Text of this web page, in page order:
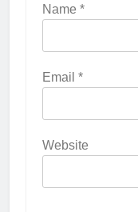
Name *
Email *
Website